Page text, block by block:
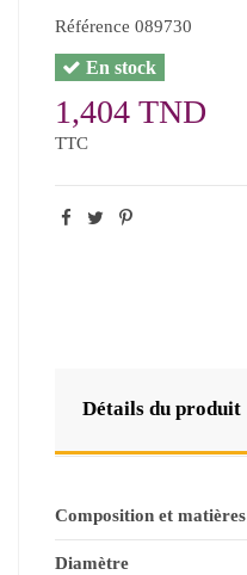
Référence 089730
En stock
1,404 TND
TTC
Détails du produit
Composition et matières
Diamètre